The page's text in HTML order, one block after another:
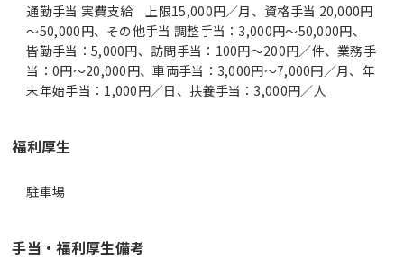
通勤手当 実費支給 上限15,000円／月、資格手当 20,000円
～50,000円、その他手当 調整手当：3,000円～50,000円、
皆勤手当：5,000円、訪問手当：100円～200円／件、業務手
当：0円～20,000円、車両手当：3,000円～7,000円／月、年
末年始手当：1,000円／日、扶養手当：3,000円／人
福利厚生
駐車場
手当・福利厚生備考